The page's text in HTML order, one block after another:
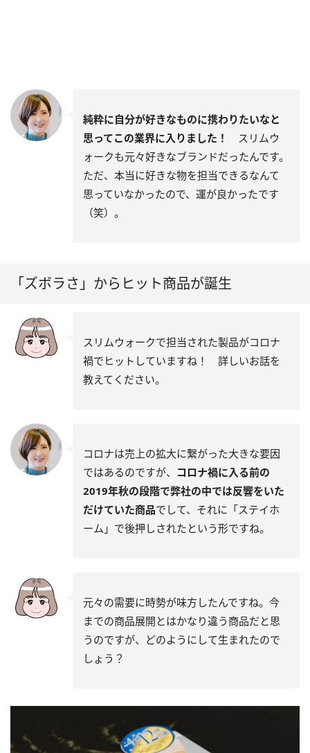
純粋に自分が好きなものに携わりたいなと
思ってこの業界に入りました！
スリムウ
ォークも元々好きなブランドだったんです。
ただ、本当に好きな物を担当できるなんて
思っていなかったので、運が良かったです
（笑）。
「ズボラさ」からヒット商品が誕生
スリムウォークで担当された製品がコロナ
禍でヒットしていますね！ 詳しいお話を
教えてください。
コロナは売上の拡大に繋がった大きな要因
ではあるのですが、 コロナ禍に入る前の
2019年秋の段階で弊社の中では反響をいた
だけていた商品でして、それに「ステイホ
ーム」で後押しされたという形ですね。
元々の需要に時勢が味方したんですね。今
までの商品展開とはかなり違う商品だと思
うのですが、どのようにして生まれたので
しょう？